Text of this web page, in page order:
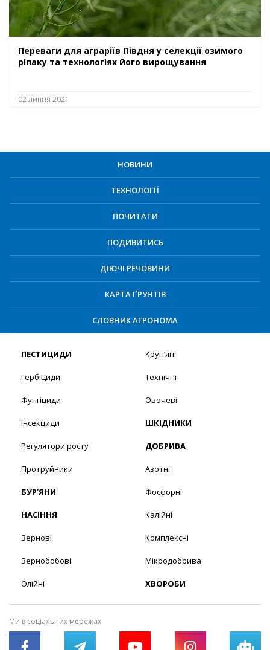
Переваги для аграріїв Півдня у селекції озимого
ріпаку та технологіях його вирощування
02 липня 2021
НОВИНИ
ТЕХНОЛОГІЇ
ПОЧИТАТИ
ПОДИВИТИСЬ
ДІЮЧІ РЕЧОВИНИ
КАРТА ҐРУНТІВ
СЛОВНИК АГРОНОМА
ПЕСТИЦИДИ
Гербіциди
Фунгіциди
Інсекциди
Регулятори росту
Протруйники
БУР’ЯНИ
НАСІННЯ
Зернові
Зернобобові
Олійні
Круп’яні
Технічні
Овочеві
ШКІДНИКИ
ДОБРИВА
Азотні
Фосфорні
Калійні
Комплексні
Мікродобрива
ХВОРОБИ
Ми в соціальних мережах